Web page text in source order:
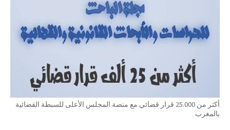
أكثر من 25.000 قرار قضائي مع منصة المجلس الأعلى للسبطة القضائية
بالمغرب